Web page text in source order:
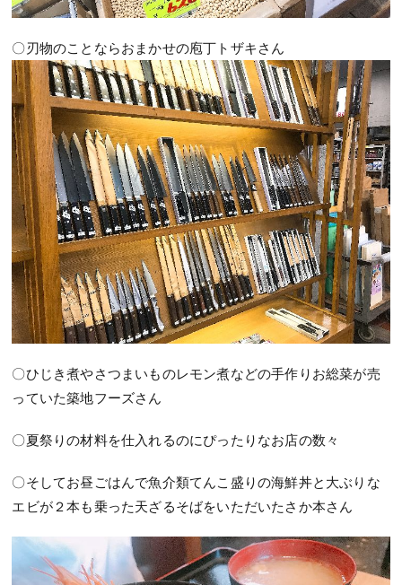
〇刃物のことならおまかせの庖丁トザキさん
〇ひじき煮やさつまいものレモン煮などの手作りお総菜が売
っていた築地フーズさん
〇夏祭りの材料を仕入れるのにぴったりなお店の数々
〇そしてお昼ごはんで魚介類てんこ盛りの海鮮丼と大ぶりな
エビが２本も乗った天ざるそばをいただいたさか本さん